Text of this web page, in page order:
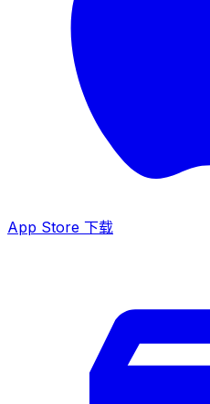
App Store 下载